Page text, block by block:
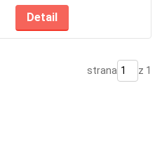
Detail
strana z 1